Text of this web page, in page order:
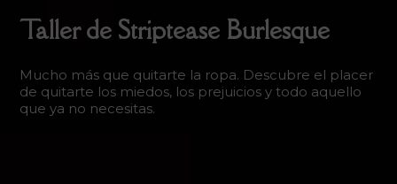
Taller de Striptease Burlesque
Mucho más que quitarte la ropa. Descubre el placer
de quitarte los miedos, los prejuicios y todo aquello
que ya no necesitas.